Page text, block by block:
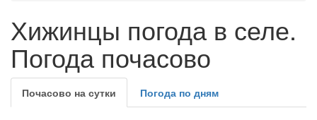
Хижинцы погода в селе.
Погода почасово
Почасово на сутки Погода по дням